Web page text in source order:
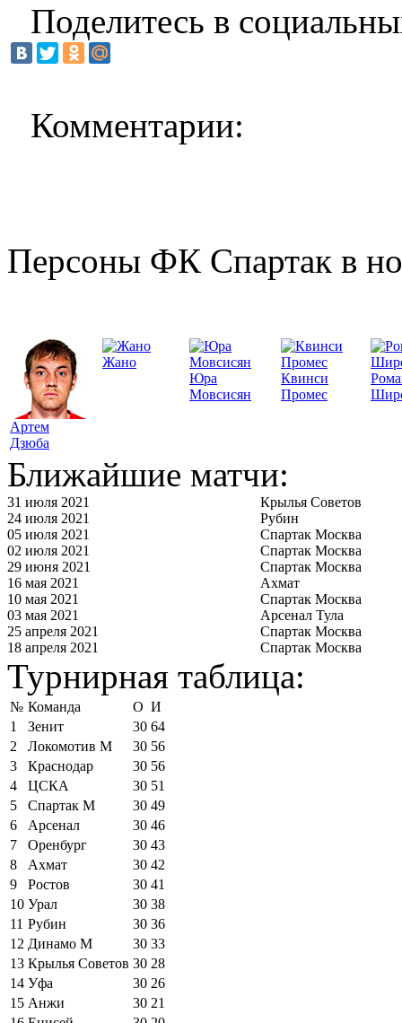
Поделитесь в
Комментарии:
Персоны ФК Спартак в
Артем
Дзюба
Жано
Юра
Мовсисян
Квинси
Промес
Ближайшие матчи:
31 июля 2021
Крылья Советов
24 июля 2021
Рубин
05 июля 2021
Спартак Москва
02 июля 2021
Спартак Москва
29 июня 2021
Спартак Москва
16 мая 2021
Ахмат
10 мая 2021
Спартак Москва
03 мая 2021
Арсенал Тула
25 апреля 2021
Спартак Москва
18 апреля 2021
Спартак Москва
Турнирная таблица:
№ Команда О И
1
Зенит 30 64
2
Локомотив М 30 56
3
Краснодар 30 56
4
ЦСКА 30 51
5
Спартак М 30 49
6
Арсенал 30 46
7
Оренбург 30 43
8
Ахмат 30 42
9
Ростов 30 41
10 Урал 30 38
11 Рубин 30 36
12 Динамо М 30 33
13 Крылья Советов 30 28
14 Уфа 30 26
15 Анжи 30 21